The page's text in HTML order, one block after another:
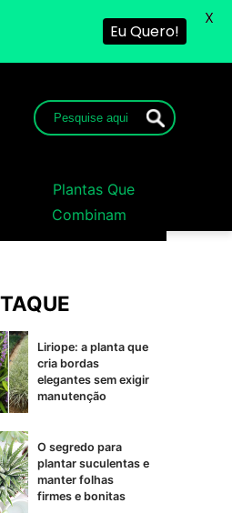
Plantas Que
Combinam
Liriope: a planta que
cria bordas
elegantes sem exigir
manutenção
O segredo para
plantar suculentas e
manter folhas
firmes e bonitas
Eu Quero!
X